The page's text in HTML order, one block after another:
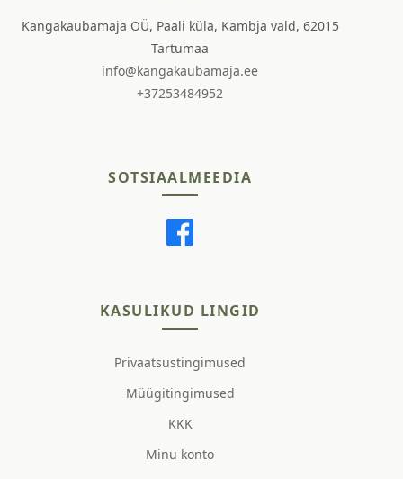
Kangakaubamaja OÜ, Paali küla, Kambja vald, 62015
Tartumaa
info@kangakaubamaja.ee
+37253484952
SOTSIAALMEEDIA
KASULIKUD LINGID
Privaatsustingimused
Müügitingimused
KKK
Minu konto